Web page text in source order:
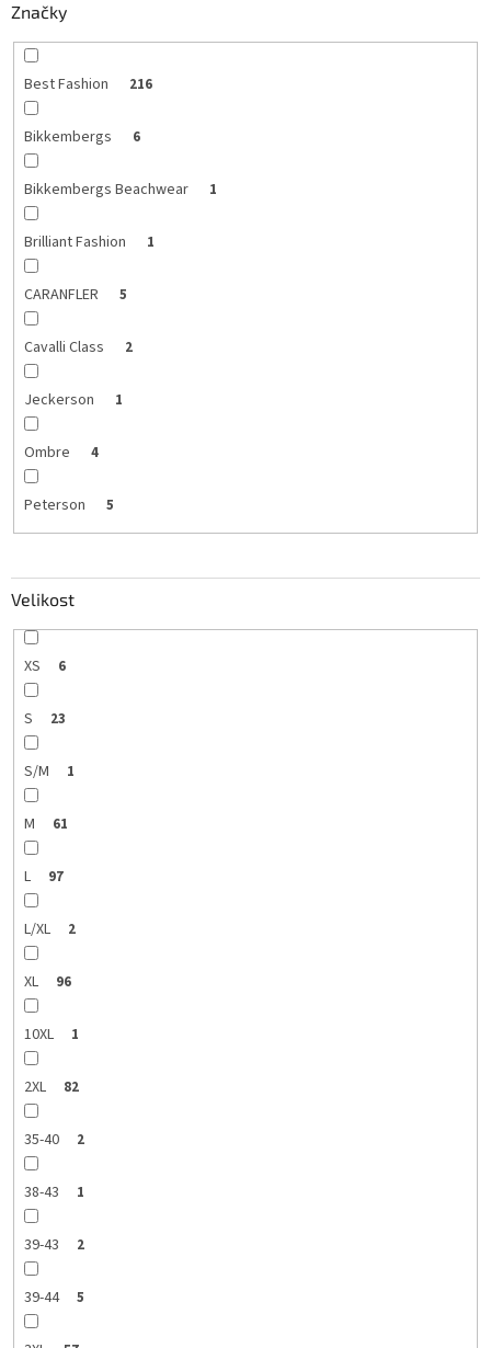
Značky
Best Fashion 216
Bikkembergs 6
Bikkembergs Beachwear 1
Brilliant Fashion 1
CARANFLER 5
Cavalli Class 2
Jeckerson 1
Ombre 4
Peterson 5
Velikost
XS 6
S 23
S/M 1
M 61
L 97
L/XL 2
XL 96
10XL 1
2XL 82
35-40 2
38-43 1
39-43 2
39-44 5